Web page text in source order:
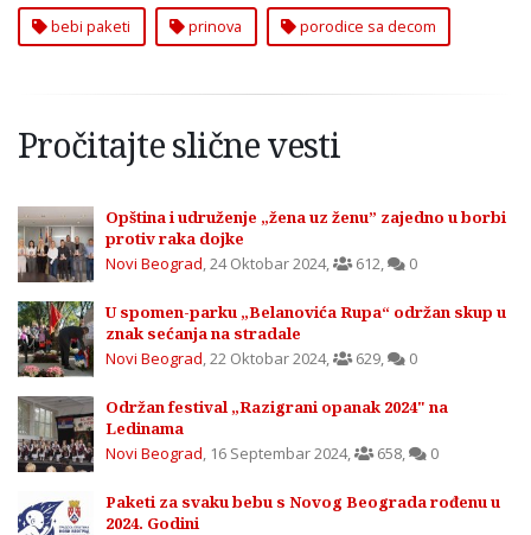
bebi paketi prinova porodice sa decom
Pročitajte slične vesti
Opština i udruženje „žena uz ženu” zajedno u borbi
protiv raka dojke
Novi Beograd,24 Oktobar 2024, 612, 0
U spomen-parku „Belanovića Rupa“ održan skup u
znak sećanja na stradale
Novi Beograd,22 Oktobar 2024, 629, 0
Održan festival „Razigrani opanak 2024" na
Ledinama
Novi Beograd, 16 Septembar 2024, 658, 0
Paketi za svaku bebu s Novog Beograda rođenu u
2024. Godini